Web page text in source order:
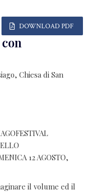
DOWNLOAD PDF
Chiesa di San
12 AGOSTO,
il volume ed il